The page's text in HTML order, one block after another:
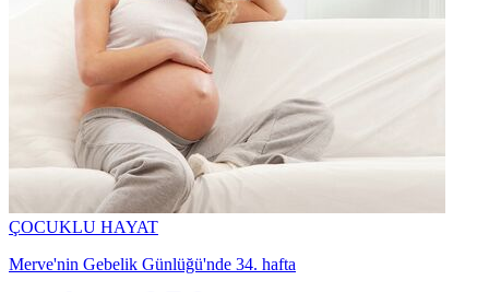
ÇOCUKLU HAYAT
Merve'nin Gebelik Günlüğü'nde 34. hafta